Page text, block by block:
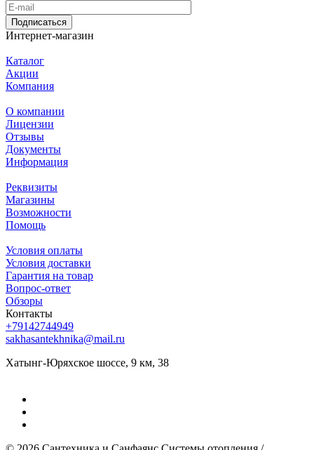
Подписаться
Интернет-магазин
Каталог
Акции
Компания
О компании
Лицензии
Отзывы
Документы
Информация
Реквизиты
Магазины
Возможности
Помощь
Условия оплаты
Условия доставки
Гарантия на товар
Вопрос-ответ
Обзоры
Контакты
+79142744949
sakhasantekhnika@mail.ru
Хатынг-Юряхское шоссе, 9 км, 38